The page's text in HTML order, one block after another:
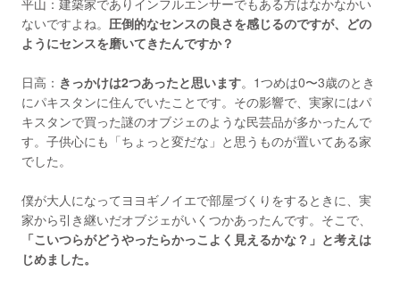
平山：建築家でありインフルエンサーでもある方はなかなかい
ないですよね。 圧倒的なセンスの良さを感じるのですが、どの
ようにセンスを磨いてきたんですか？
日高： きっかけは2つあったと思います。1つめは0〜3歳のとき
にパキスタンに住んでいたことです。その影響で、実家にはパ
キスタンで買った謎のオブジェのような民芸品が多かったんで
す。子供心にも「ちょっと変だな」と思うものが置いてある家
でした。
僕が大人になってヨヨギノイエで部屋づくりをするときに、実
家から引き継いだオブジェがいくつかあったんです。そこで、
「こいつらがどうやったらかっこよく見えるかな？」と考えは
じめました。